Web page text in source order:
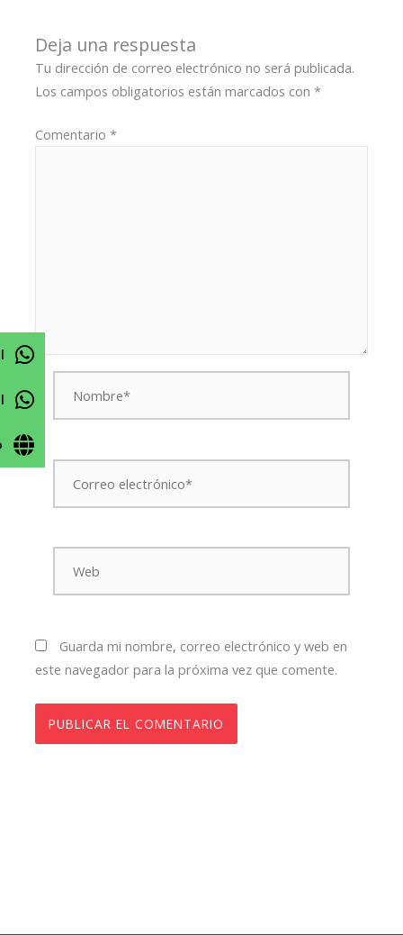
Deja una respuesta
Tu dirección de correo electrónico no será publicada.
Los campos obligatorios están marcados con*
Comentario*
Nombre*
Correo
electrónico*
Web
Guarda mi nombre, correo electrónico y web en
este navegador para la próxima vez que comente.